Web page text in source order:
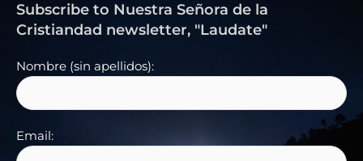
Subscribe to Nuestra Señora de la
Cristiandad newsletter, "Laudate"
Nombre (sin apellidos):
Email: